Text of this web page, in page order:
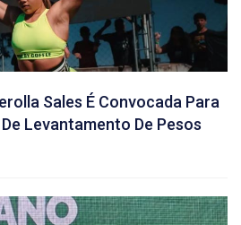
Sales É Convocada Para
Levantamento De Pesos